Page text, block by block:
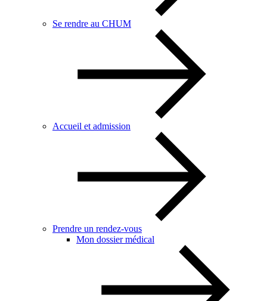
Se rendre au CHUM
Accueil et admission
Prendre un rendez-vous
Mon dossier médical